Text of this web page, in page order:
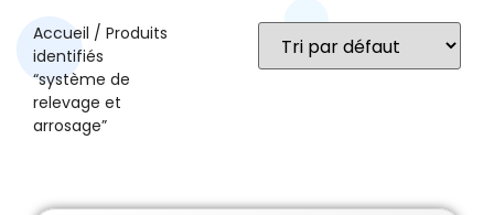
Accueil / Produits
identifiés
“système de
relevage et
arrosage”